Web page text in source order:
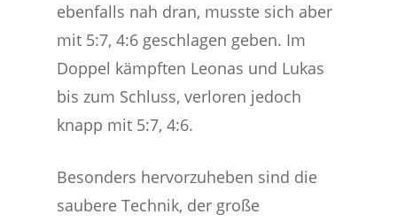
ebenfalls nah dran, musste sich aber
mit 5:7, 4:6 geschlagen geben. Im
Doppel kämpften Leonas und Lukas
bis zum Schluss, verloren jedoch
knapp mit 5:7, 4:6.
Besonders hervorzuheben sind die
saubere Technik, der große